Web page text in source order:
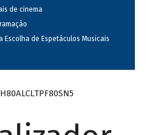
de cinema
Escolha de Espetáculos Musicais